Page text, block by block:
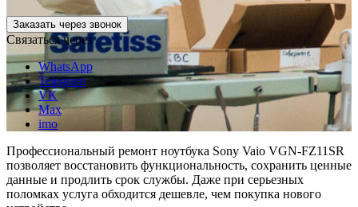
Заказать через звонок
Связаться через
WhatsApp
Telegram
VK
Max
imo
Профессиональный ремонт ноутбука Sony Vaio VGN-FZ11SR
позволяет восстановить функциональность, сохранить ценные
данные и продлить срок службы. Даже при серьезных
поломках услуга обходится дешевле, чем покупка нового